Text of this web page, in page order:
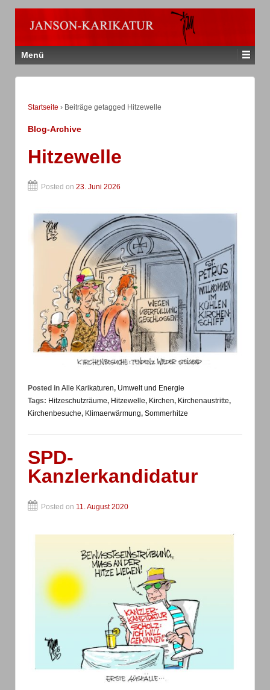
Menü
Startseite › Beiträge getagged Hitzewelle
Blog-Archive
Hitzewelle
Posted on 23. Juni 2026
Posted in Alle Karikaturen, Umwelt und Energie
Tags: Hitzeschutzräume, Hitzewelle, Kirchen, Kirchenaustritte,
Kirchenbesuche, Klimaerwärmung, Sommerhitze
SPD-
Kanzlerkandidatur
Posted on 11. August 2020